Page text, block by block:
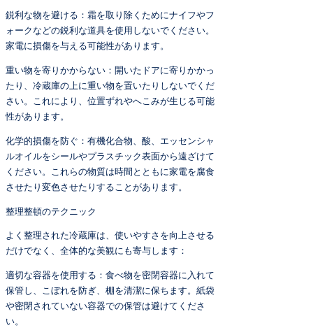
鋭利な物を避ける：霜を取り除くためにナイフやフ
ォークなどの鋭利な道具を使用しないでください。
家電に損傷を与える可能性があります。
重い物を寄りかからない：開いたドアに寄りかかっ
たり、冷蔵庫の上に重い物を置いたりしないでくだ
さい。これにより、位置ずれやへこみが生じる可能
性があります。
化学的損傷を防ぐ：有機化合物、酸、エッセンシャ
ルオイルをシールやプラスチック表面から遠ざけて
ください。これらの物質は時間とともに家電を腐食
させたり変色させたりすることがあります。
整理整頓のテクニック
よく整理された冷蔵庫は、使いやすさを向上させる
だけでなく、全体的な美観にも寄与します：
適切な容器を使用する：食べ物を密閉容器に入れて
保管し、こぼれを防ぎ、棚を清潔に保ちます。紙袋
や密閉されていない容器での保管は避けてくださ
い。